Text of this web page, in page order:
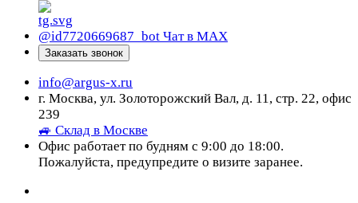
@id7720669687_bot Чат в МАХ
Заказать звонок
info@argus-x.ru
г. Москва, ул. Золоторожский Вал, д. 11, стр. 22, офис
239
🚙 Склад в Москве
Офис работает по будням с 9:00 до 18:00.
Пожалуйста, предупредите о визите заранее.